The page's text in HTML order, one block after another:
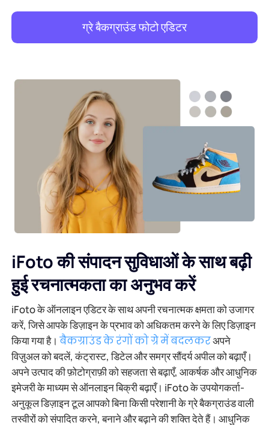
ग्रे बैकग्राउंड फोटो एडिटर
iFoto की संपादन सुविधाओं के साथ बढ़ी
हुई रचनात्मकता का अनुभव करें
iFoto के ऑनलाइन एडिटर के साथ अपनी रचनात्मक क्षमता को उजागर
करें, जिसे आपके डिज़ाइन के प्रभाव को अधिकतम करने के लिए डिज़ाइन
किया गया है।बैकग्राउंड के रंगों को ग्रे में बदलकरअपने
विज़ुअल को बदलें, कंट्रास्ट, डिटेल और समग्र सौंदर्य अपील को बढ़ाएँ।
अपने उत्पाद की फ़ोटोग्राफ़ी को सहजता से बढ़ाएँ, आकर्षक और आधुनिक
इमेजरी के माध्यम से ऑनलाइन बिक्री बढ़ाएँ। iFoto के उपयोगकर्ता-
अनुकूल डिज़ाइन टूल आपको बिना किसी परेशानी के ग्रे बैकग्राउंड वाली
तस्वीरों को संपादित करने, बनाने और बढ़ाने की शक्ति देते हैं। आधुनिक